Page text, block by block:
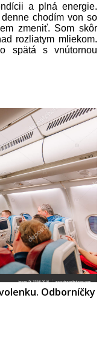
a plná energie.
chodím von so
zmeniť. Som skôr
rozliatym mliekom.
spätá s vnútornou
Odborníčky